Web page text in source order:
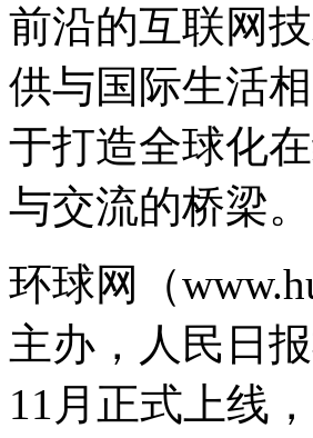
前沿的互联网
供与国际生活
于打造全球化
与交流的桥梁。
环球网（
主办，人民日
11月正式上线